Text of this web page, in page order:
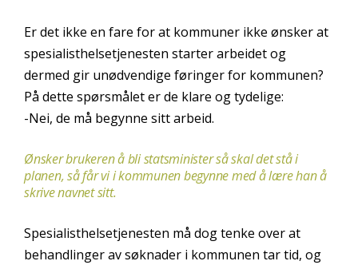
Er det ikke en fare for at kommuner ikke ønsker at
spesialisthelsetjenesten starter arbeidet og
dermed gir unødvendige føringer for kommunen?
På dette spørsmålet er de klare og tydelige:
-Nei, de må begynne sitt arbeid.
Ønsker brukeren å bli statsminister så skal det stå i
planen, så får vi i kommunen begynne med å lære han å
skrive navnet sitt.
Spesialisthelsetjenesten må dog tenke over at
behandlinger av søknader i kommunen tar tid, og